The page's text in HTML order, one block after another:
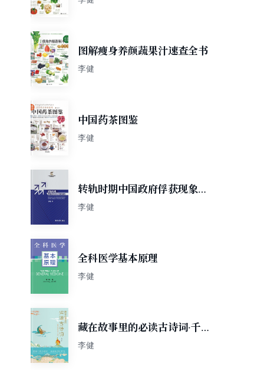
图解瘦身养颜蔬果汁速查全书
李健
中国药茶图鉴
李健
转轨时期中国政府俘获现象透
视
李健
全科医学基本原理
李健
藏在故事里的必读古诗词·千古
至情篇
李健